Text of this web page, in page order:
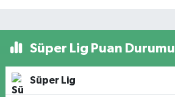
Süper Lig Puan Durumu
Süper Lig